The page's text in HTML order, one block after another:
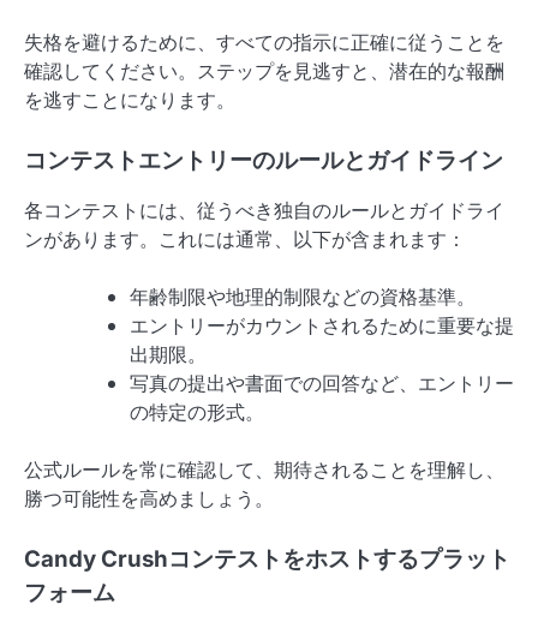
失格を避けるために、すべての指示に正確に従うことを
確認してください。ステップを見逃すと、潜在的な報酬
を逃すことになります。
コンテストエントリーのルールとガイドライン
各コンテストには、従うべき独自のルールとガイドライ
ンがあります。これには通常、以下が含まれます：
年齢制限や地理的制限などの資格基準。
エントリーがカウントされるために重要な提
出期限。
写真の提出や書面での回答など、エントリー
の特定の形式。
公式ルールを常に確認して、期待されることを理解し、
勝つ可能性を高めましょう。
Candy Crushコンテストをホストするプラット
フォーム